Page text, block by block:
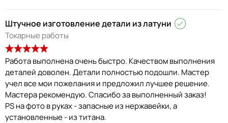
Штучное изготовление детали из латуни
Токарные работы
Работа выполнена очень быстро. Качеством выполнения
деталей доволен. Детали полностью подошли. Мастер
учел все мои пожелания и предложил лучшее решение.
Мастера рекомендую. Спасибо за выполненный заказ!
PS на фото в руках - запасные из нержавейки, а
установленные - из титана.